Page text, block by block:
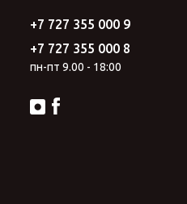
+7 727 355 000 9
+7 727 355 000 8
пн-пт 9.00 - 18:00